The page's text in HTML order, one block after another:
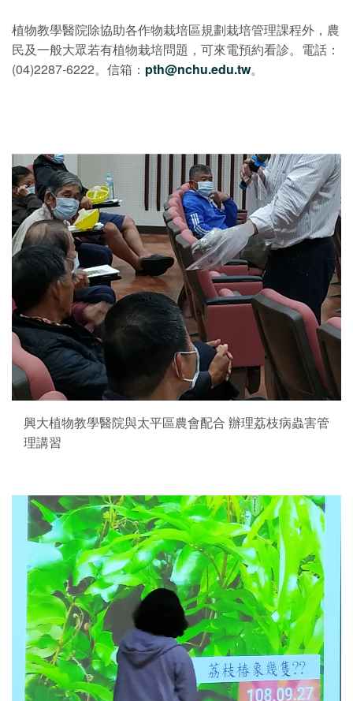
植物教學醫院除協助各作物栽培區規劃栽培管理課程外，農
民及一般大眾若有植物栽培問題，可來電預約看診。電話：
(04)2287-6222。信箱： pth@nchu.edu.tw。
興大植物教學醫院與太平區農會配合 辦理荔枝病蟲害管
理講習